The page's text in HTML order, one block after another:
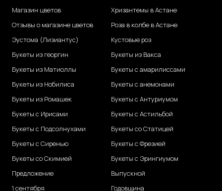
Магазин цветов
Отзывы о магазине цветов
Эустома (Лизиантус)
Букеты из георгин
Букеты из Матиоллы
Букеты из Нобилиса
Букеты из Ромашек
Букеты с Ирисами
Букеты с Подсолнухами
Букеты с Сиренью
Букеты со Скимией
Предложение
1 сентября
Хризантемы в Астане
Роза в колбе в Астане
Кустовые роз
Букеты из Вакса
Букеты с амарилиссами
Букеты с анемонами
Букеты с Антуриумом
Букеты с Астильбой
Букеты со Статицей
Букеты с Фрезией
Букеты с Эрингиумом
Выпускной
Годовщина